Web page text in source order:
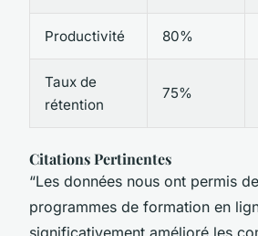
Productivité 80%
Taux de
rétention
75%
Citations Pertinentes
“Les données nous ont permis
programmes de formation en
significativement amélioré les